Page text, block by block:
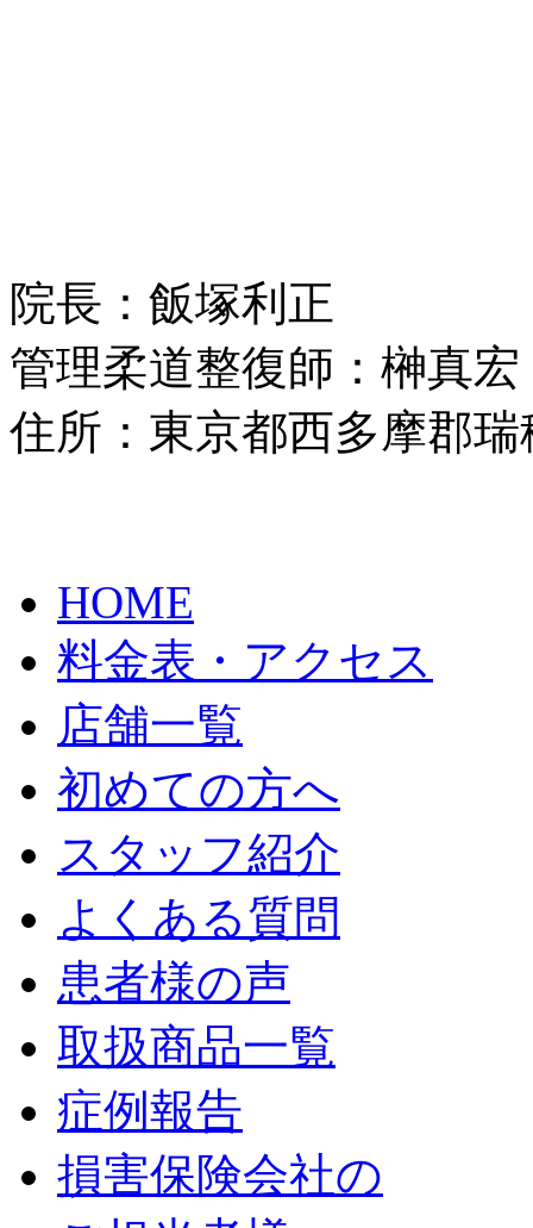
院長：飯塚利正
管理柔道整復師：榊真宏
住所：東京都西多摩郡瑞
HOME
料金表・アクセス
店舗一覧
初めての方へ
スタッフ紹介
よくある質問
患者様の声
取扱商品一覧
症例報告
損害保険会社の